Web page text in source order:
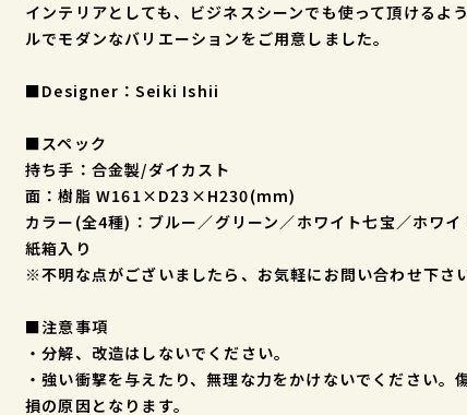
インテリアとしても、ビジネスシーンでも使って頂けるよ
ルでモダンなバリエーションをご用意しました。
■Designer：Seiki Ishii
■スペック
持ち手：合金製/ダイカスト
面：樹脂 W161×D23×H230(mm)
カラー(全4種)：ブルー／グリーン／ホワイト七宝／ホワイ
紙箱入り
※不明な点がございましたら、お気軽にお問い合わせ下さい
■注意事項
・分解、改造はしないでください。
・強い衝撃を与えたり、無理な力をかけないでください。
損の原因となります。